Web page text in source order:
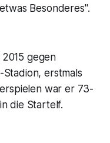
Besonderes".
gegen
Stadion, erstmals
war er 73-
die Startelf.